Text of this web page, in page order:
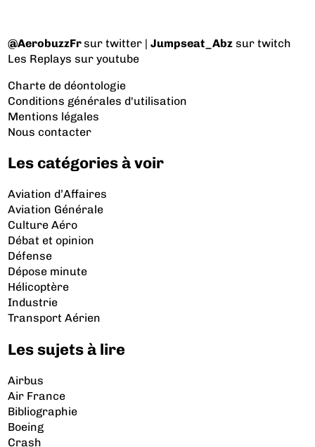
@AerobuzzFrsur twitter |Jumpseat_Abz sur twitch
Les Replays sur youtube
Charte de déontologie
Conditions générales d'utilisation
Mentions légales
Nous contacter
Les catégories à voir
Aviation d’Affaires
Aviation Générale
Culture Aéro
Débat et opinion
Défense
Dépose minute
Hélicoptère
Industrie
Transport Aérien
Les sujets à lire
Airbus
Air France
Bibliographie
Boeing
Crash